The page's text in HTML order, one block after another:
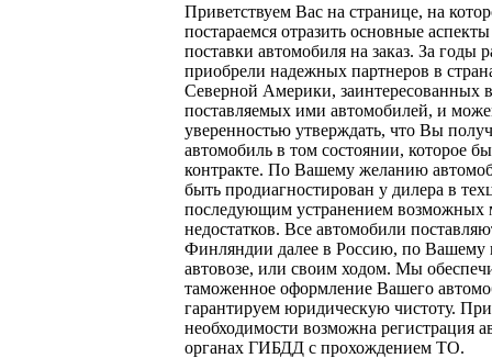
Приветствуем Вас на странице, на
постараемся отразить основные
поставки автомобиля на заказ. За годы
приобрели надежных партнеров в
Северной Америки, заинтересованных в
поставляемых ими автомобилей, и
уверенностью утверждать, что Вы
автомобиль в том состоянии, которое
контракте. По Вашему желанию
быть продиагностирован у дилера в
последующим устранением возможных
недостатков. Все автомобили
Финляндии далее в Россию, по Вашему
автовозе, или своим ходом. Мы
таможенное оформление Вашего
гарантируем юридическую чистоту. При
необходимости возможна регистрация
органах ГИБДД с прохождением ТО.